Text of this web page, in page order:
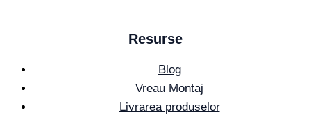
Resurse
Blog
Vreau Montaj
Livrarea produselor